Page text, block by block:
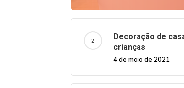
Decoração de
crianças
4 de maio de 2021